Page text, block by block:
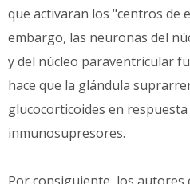
que activaran los "centros de
embargo, las neuronas del
y del núcleo paraventricular
hace que la glándula
glucocorticoides en
inmunosupresores.